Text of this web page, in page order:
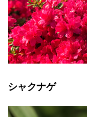
シャクナゲ